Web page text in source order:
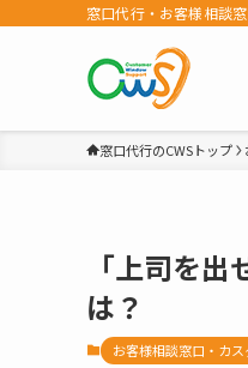
窓口代行・お客様相談
窓口代行のCWSトップ
「上司を
は？
お客様相談窓口・カ